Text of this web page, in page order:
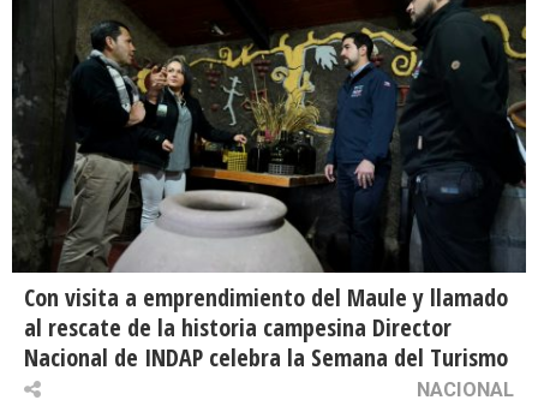
Con visita a emprendimiento del Maule y llamado
al rescate de la historia campesina Director
Nacional de INDAP celebra la Semana del Turismo
NACIONAL